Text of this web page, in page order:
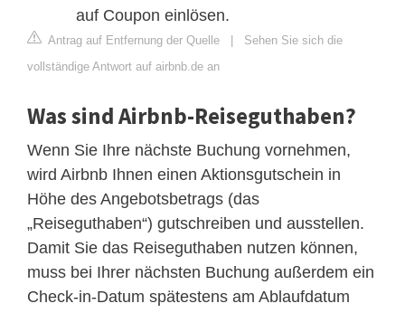
auf Coupon einlösen.
Antrag auf Entfernung der Quelle | Sehen Sie sich die
vollständige Antwort auf airbnb.de an
Was sind Airbnb-Reiseguthaben?
Wenn Sie Ihre nächste Buchung vornehmen,
wird Airbnb Ihnen einen Aktionsgutschein in
Höhe des Angebotsbetrags (das
„Reiseguthaben“) gutschreiben und ausstellen.
Damit Sie das Reiseguthaben nutzen können,
muss bei Ihrer nächsten Buchung außerdem ein
Check-in-Datum spätestens am Ablaufdatum